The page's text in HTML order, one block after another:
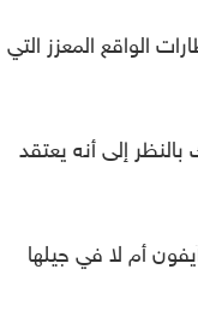
الواقع المعزز التي
إلى أنه يعتقد
أم لا في جيلها